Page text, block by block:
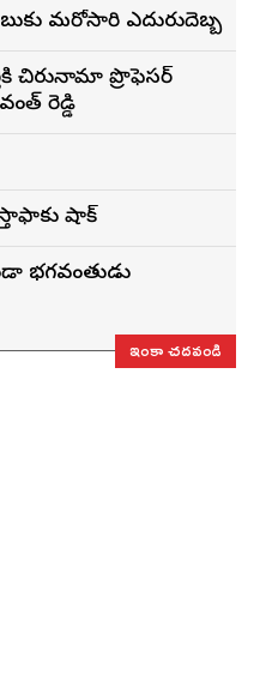
మరోసారి ఎదురుదెబ్బ
చిరునామా ప్రొఫెసర్
రెడ్డి
షాక్
భగవంతుడు
ఇంకా చదవండి